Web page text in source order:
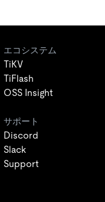
エコシステム
TiKV
TiFlash
OSS Insight
サポート
Discord
Slack
Support